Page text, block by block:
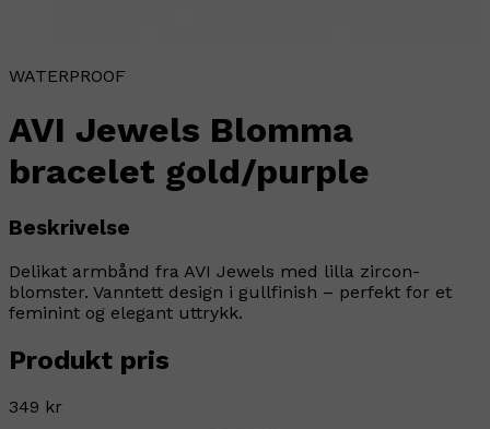
WATERPROOF
AVI Jewels Blomma
bracelet gold/purple
Beskrivelse
Delikat armbånd fra AVI Jewels med lilla zircon-
blomster. Vanntett design i gullfinish – perfekt for et
feminint og elegant uttrykk.
Produkt pris
349 kr